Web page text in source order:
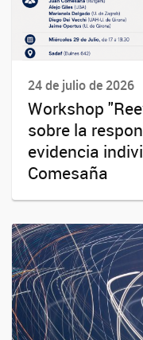
24 de julio de 2026
Workshop
sobre la
evidencia
Comesaña